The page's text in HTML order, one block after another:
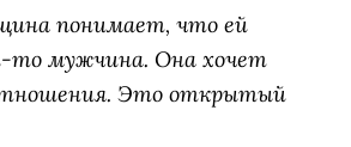
понимает, что ей
то мужчина. Она хочет
Это открытый